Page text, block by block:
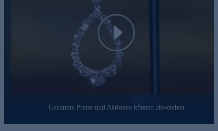
Konformität mit den Bestimmungen der Schweizer
Edelmetallkontrollgesetzgebung. Ein Schmuckstück, das
Luxus und Raffinesse auf einzigartige Weise vereint – für
Momente, die etwas ganz Besonderes verdienen.
Play
Genannte Preise und Aktionen können abweichen